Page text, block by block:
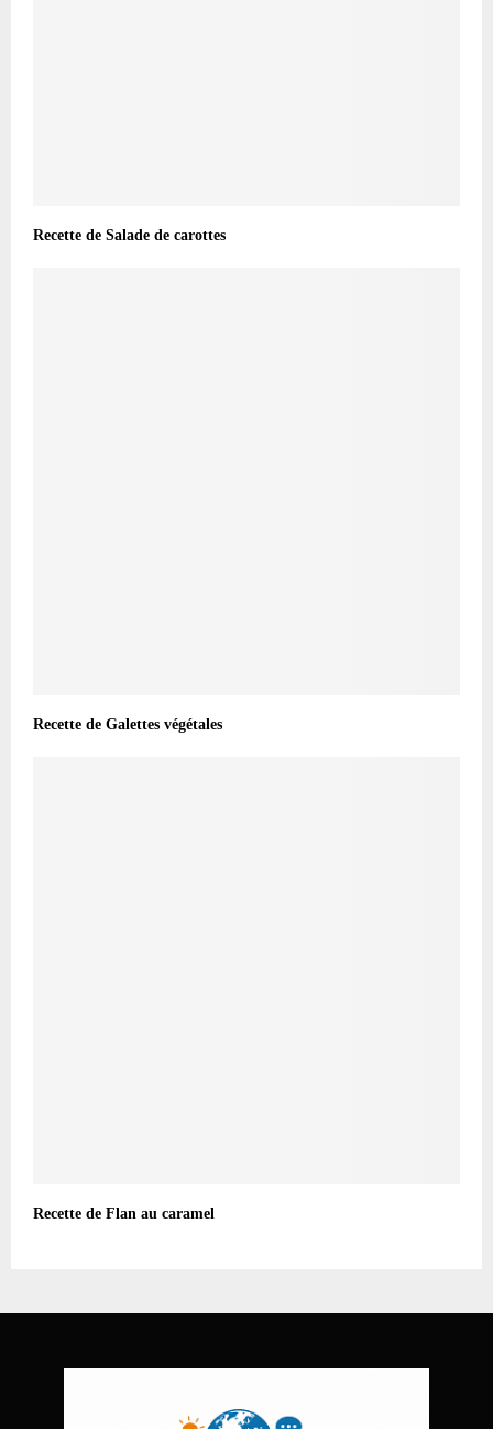
Recette de Salade de carottes
Recette de Galettes végétales
Recette de Flan au caramel